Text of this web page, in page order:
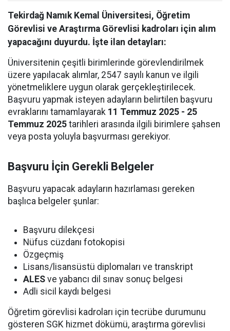
Tekirdağ Namık Kemal Üniversitesi, Öğretim
Görevlisi ve Araştırma Görevlisi kadroları için alım
yapacağını duyurdu. İşte ilan detayları:
Üniversitenin çeşitli birimlerinde görevlendirilmek
üzere yapılacak alımlar, 2547 sayılı kanun ve ilgili
yönetmeliklere uygun olarak gerçekleştirilecek.
Başvuru yapmak isteyen adayların belirtilen başvuru
evraklarını tamamlayarak 11 Temmuz 2025 - 25
Temmuz 2025 tarihleri arasında ilgili birimlere şahsen
veya posta yoluyla başvurması gerekiyor.
Başvuru İçin Gerekli Belgeler
Başvuru yapacak adayların hazırlaması gereken
başlıca belgeler şunlar:
Başvuru dilekçesi
Nüfus cüzdanı fotokopisi
Özgeçmiş
Lisans/lisansüstü diplomaları ve transkript
ALES ve yabancı dil sınav sonuç belgesi
Adli sicil kaydı belgesi
Öğretim görevlisi kadroları için tecrübe durumunu
gösteren SGK hizmet dökümü, araştırma görevlisi